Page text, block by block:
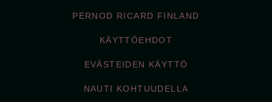
PERNOD RICARD FINLAND
KÄYTTÖEHDOT
EVÄSTEIDEN KÄYTTÖ
NAUTI KOHTUUDELLA